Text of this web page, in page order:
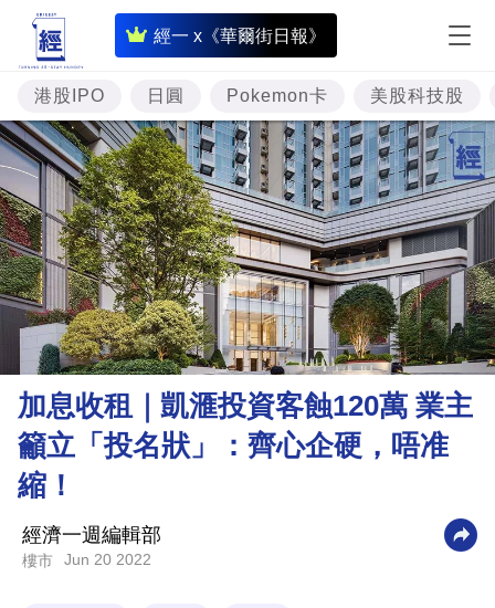
經一 x《華爾街日報》
即
時
財
經
專
題
投
資
樓
市
理
商
科
技
港股IPO 日圓 Pokemon卡 美股科技股
加息收租｜凱滙投資客蝕120萬 業主
籲立「投名狀」：齊心企硬，唔准
縮！
經濟一週編輯部
樓市 Jun 20 2022